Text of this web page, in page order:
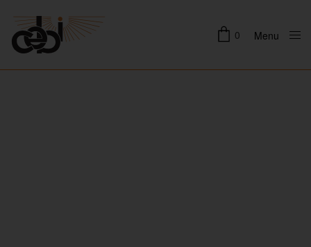
0 Menu